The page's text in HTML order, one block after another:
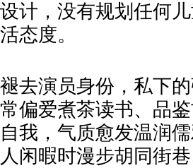
设计，没有规划任何
活态度。
褪去演员身份，私下
常偏爱煮茶读书、品
自我，气质愈发温润
人闲暇时漫步胡同街